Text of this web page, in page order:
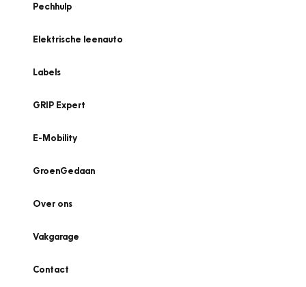
Pechhulp
Elektrische leenauto
Labels
GRIP Expert
E-Mobility
GroenGedaan
Over ons
Vakgarage
Contact